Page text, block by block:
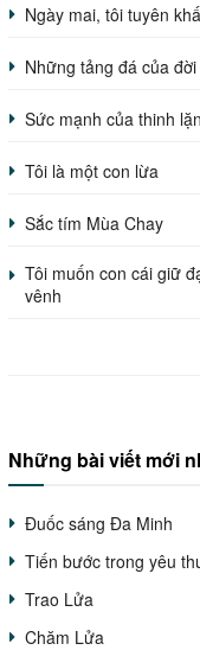
Ngày mai, tôi tuyên
Những tảng đá của đời
Sức mạnh của thinh
Tôi là một con lừa
Sắc tím Mùa Chay
Tôi muốn con cái giữ
vênh
Những bài viết mới
Đuốc sáng Đa Minh
Tiến bước trong yêu
Trao Lửa
Chăm Lửa